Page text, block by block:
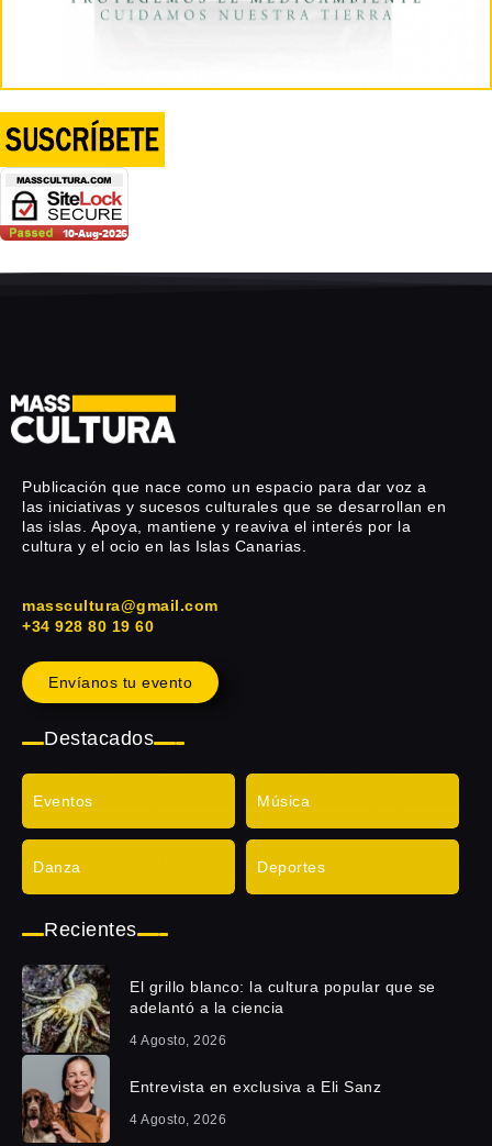
Publicación que nace como un espacio para dar voz a
las iniciativas y sucesos culturales que se desarrollan en
las islas. Apoya, mantiene y reaviva el interés por la
cultura y el ocio en las Islas Canarias.
masscultura@gmail.com
+34 928 80 19 60
Envíanos tu evento
Destacados
Eventos Música
Danza Deportes
Recientes
El grillo blanco: la cultura popular que se
adelantó a la ciencia
4 Agosto, 2026
Entrevista en exclusiva a Eli Sanz
4 Agosto, 2026